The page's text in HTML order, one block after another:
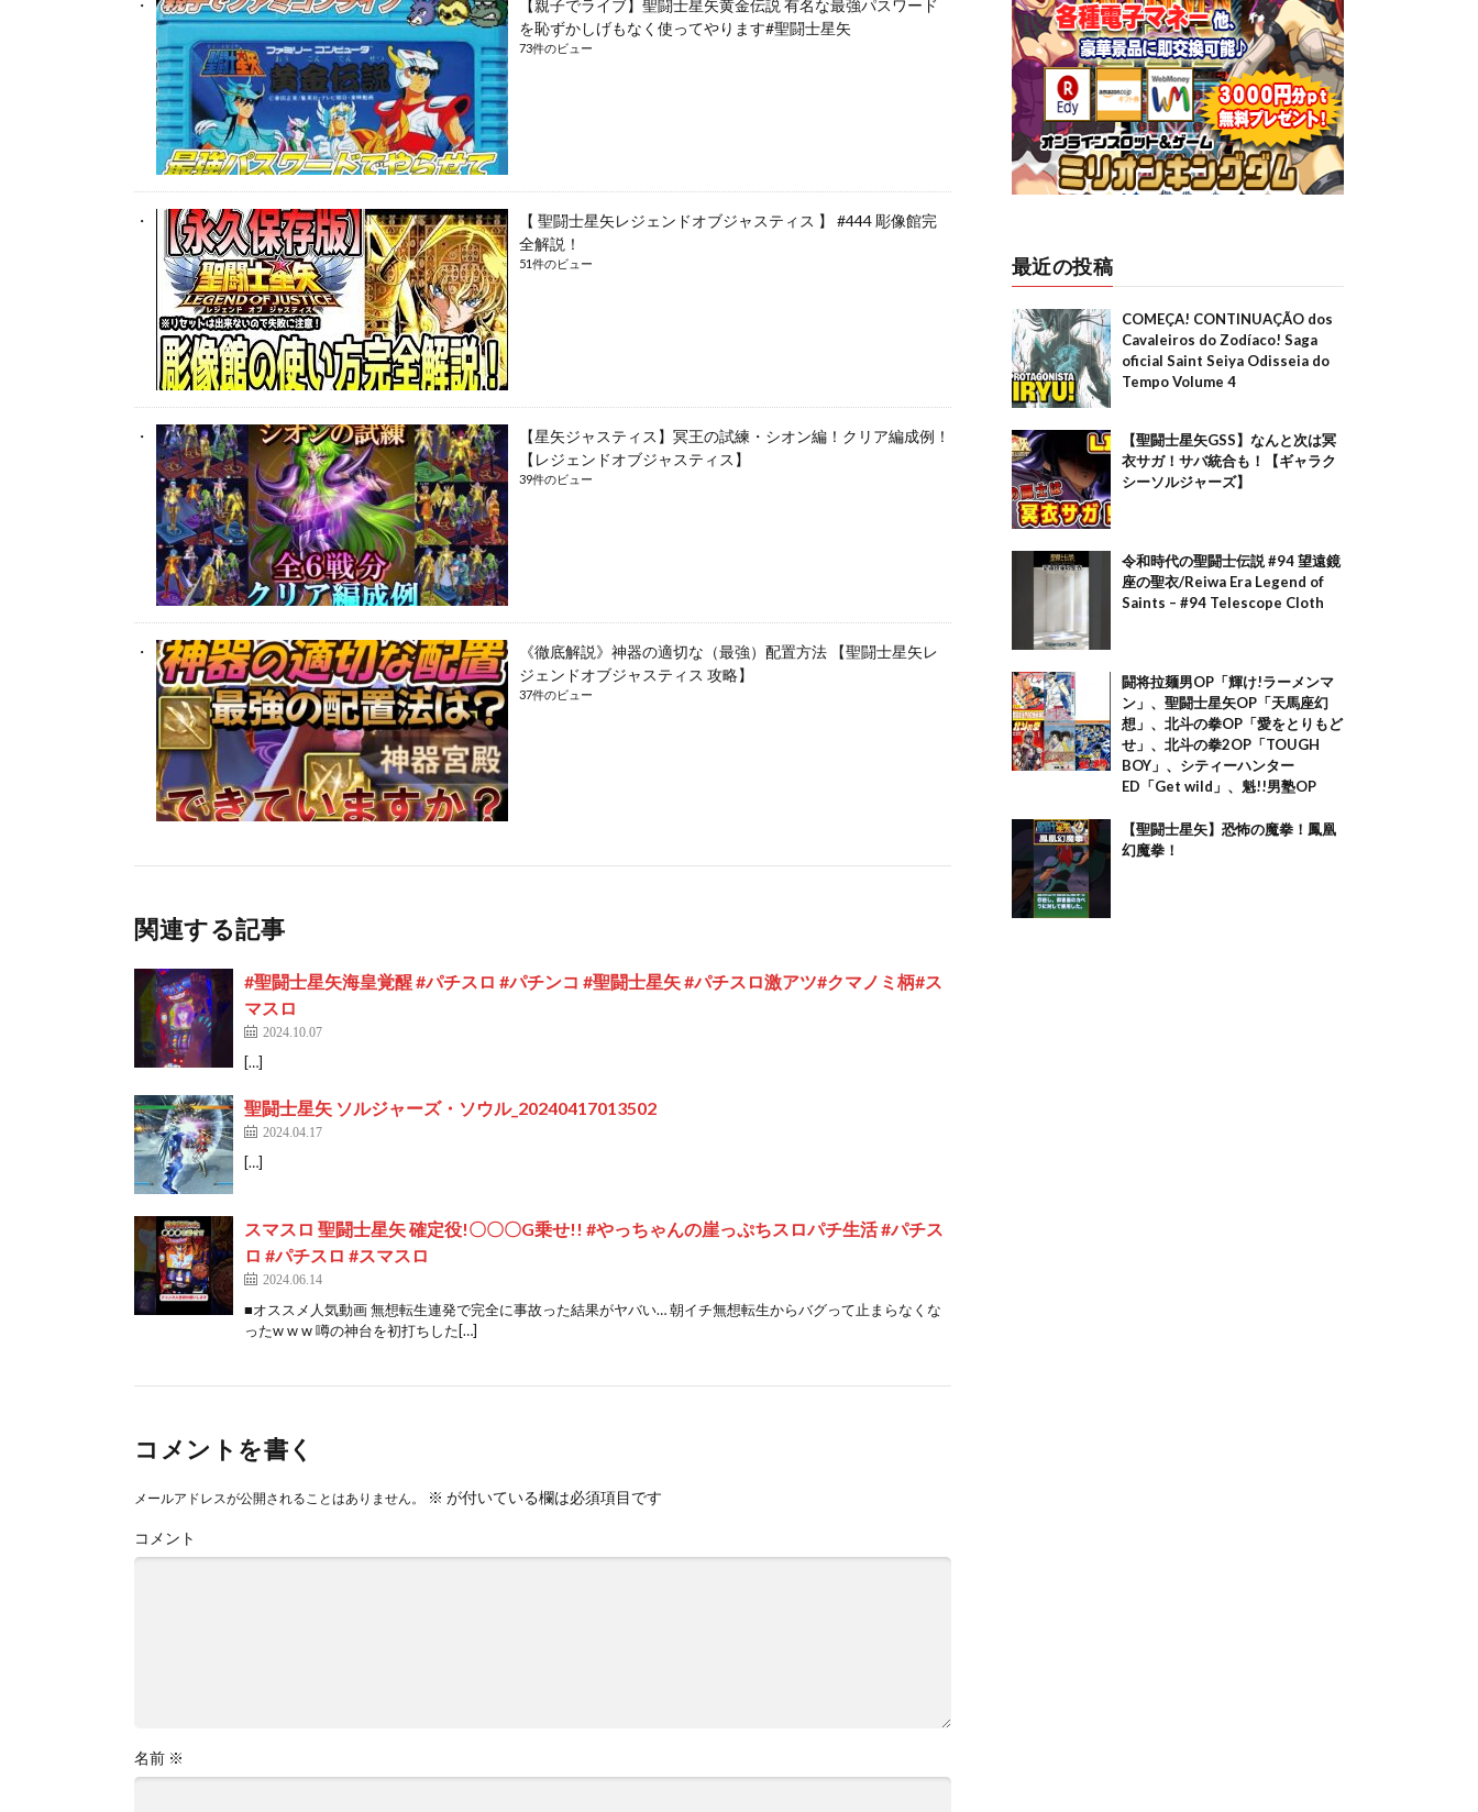
【親子でライブ】聖闘士星矢黄金伝説 有名な最強パスワード
を恥ずかしげもなく使ってやります#聖闘士星矢
73件のビュー
【 聖闘士星矢レジェンドオブジャスティス 】 #444 彫像館完
全解説！
51件のビュー
【星矢ジャスティス】冥王の試練・シオン編！クリア編成例！
【レジェンドオブジャスティス】
39件のビュー
《徹底解説》神器の適切な（最強）配置方法 【聖闘士星矢レ
ジェンドオブジャスティス 攻略】
37件のビュー
関連する記事
#聖闘士星矢海皇覚醒 #パチスロ #パチンコ #聖闘士星矢 #パチスロ激アツ#クマノミ柄#ス
マスロ
2024.10.07
[…]
聖闘士星矢 ソルジャーズ・ソウル_20240417013502
2024.04.17
[…]
スマスロ 聖闘士星矢 確定役!〇〇〇G乗せ!! #やっちゃんの崖っぷちスロパチ生活 #パチス
ロ #パチスロ #スマスロ
2024.06.14
■オススメ人気動画 無想転生連発で完全に事故った結果がヤバい… 朝イチ無想転生からバグって止まらなくな
ったw w w 噂の神台を初打ちした[…]
コメントを書く
メールアドレスが公開されることはありません。 ※ が付いている欄は必須項目です
コメント
名前 ※
最近の投稿
COMEÇA! CONTINUAÇÃO dos
Cavaleiros do Zodíaco! Saga
oficial Saint Seiya Odisseia do
Tempo Volume 4
【聖闘士星矢GSS】なんと次は冥
衣サガ！サバ統合も！【ギャラク
シーソルジャーズ】
令和時代の聖闘士伝説 #94 望遠鏡
座の聖衣/Reiwa Era Legend of
Saints – #94 Telescope Cloth
闘将拉麺男OP「輝け!ラーメンマ
ン」、聖闘士星矢OP「天馬座幻
想」、北斗の拳OP「愛をとりもど
せ」、北斗の拳2OP「TOUGH
BOY」、シティーハンター
ED「Get wild」、魁!!男塾OP
【聖闘士星矢】恐怖の魔拳！鳳凰
幻魔拳！